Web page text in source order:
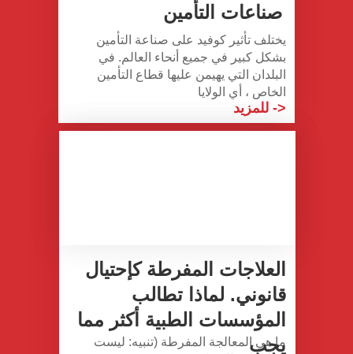
صناعات التأمين
يختلف تأثير كوفيد على صناعة التأمين
بشكل كبير في جميع أنحاء العالم. في
البلدان التي يهيمن عليها قطاع التأمين
الخاص ، أي الولايا
للمزيد ->
العلاجات المفرطة كإحتيال
قانوني. لماذا تطالب
المؤسسات الطبية أكثر مما
يجب
ما هي المعالجة المفرطة (تنبيه: ليست